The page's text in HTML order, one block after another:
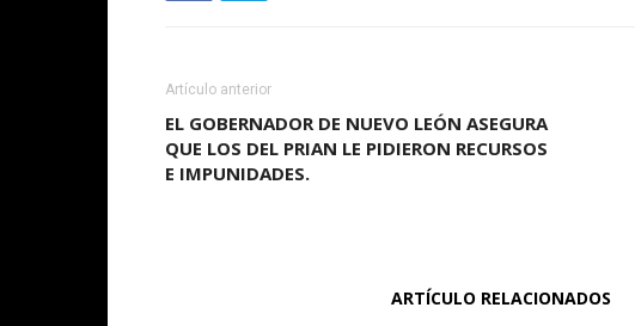
Artículo anterior
EL GOBERNADOR DE NUEVO LEÓN ASEGURA
QUE LOS DEL PRIAN LE PIDIERON RECURSOS
E IMPUNIDADES.
ARTÍCULO RELACIONADOS